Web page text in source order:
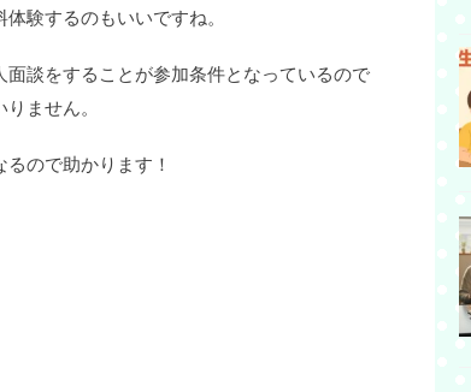
験するのもいいですね。
談をすることが参加条件となっているので
ません。
ので助かります！